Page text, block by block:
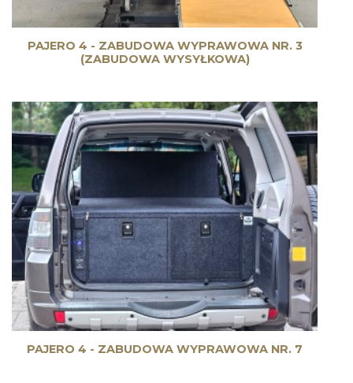
PAJERO 4 - ZABUDOWA WYPRAWOWA NR. 3
(ZABUDOWA WYSYŁKOWA)
PAJERO 4 - ZABUDOWA WYPRAWOWA NR. 7